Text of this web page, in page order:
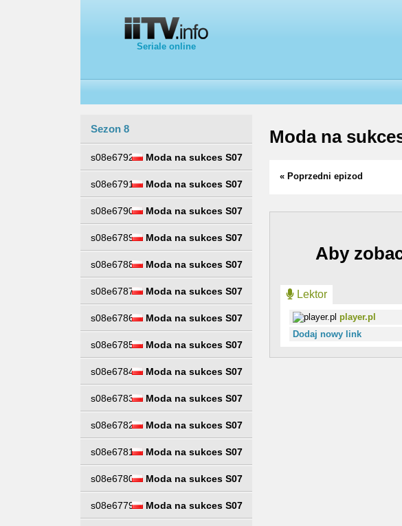
Seriale online
Sezon 8
s08e6792 Moda na sukces S07
s08e6791 Moda na sukces S07
s08e6790 Moda na sukces S07
s08e6789 Moda na sukces S07
s08e6788 Moda na sukces S07
s08e6787 Moda na sukces S07
s08e6786 Moda na sukces S07
s08e6785 Moda na sukces S07
s08e6784 Moda na sukces S07
s08e6783 Moda na sukces S07
s08e6782 Moda na sukces S07
s08e6781 Moda na sukces S07
s08e6780 Moda na sukces S07
s08e6779 Moda na sukces S07
Moda na
« Poprzedni epizod
Aby
Lektor
player.pl
Dodaj nowy link